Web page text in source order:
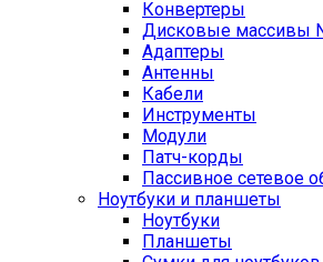
Конвертеры
Дисковые массивы
Адаптеры
Антенны
Кабели
Инструменты
Модули
Патч-корды
Пассивное сетевое
Ноутбуки и планшеты
Ноутбуки
Планшеты